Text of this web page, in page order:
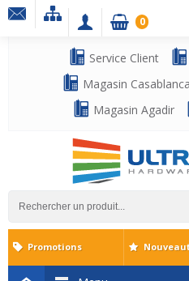
Service Client
Magasin Casablanca
Magasin Agadir
0
Promotions